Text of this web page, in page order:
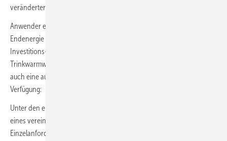
veränderter Energiepreisbildung.
Anwender erhalten mit dem Programm Angaben zur Nutzenergie, zur
Endenergie und zu den Emissionen (CO
Investitions- und Betriebskosten jeweils für Heizung,
Trinkwarmwasser und Haushaltsstrom. Neben der Rechenhilfe steht
auch eine ausführliche Programmbeschreibung kostenlos zur
Verfügung:
Unter den eben genannten Voraussetzungen und mit der Annahme
eines vereinfachten GEG-Nachweises in Form von
Einzelanforderungen und einer vereinfachten Gesamtbilanz für Strom